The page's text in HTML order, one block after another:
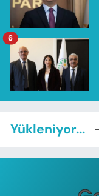
6
Yükleniyor...